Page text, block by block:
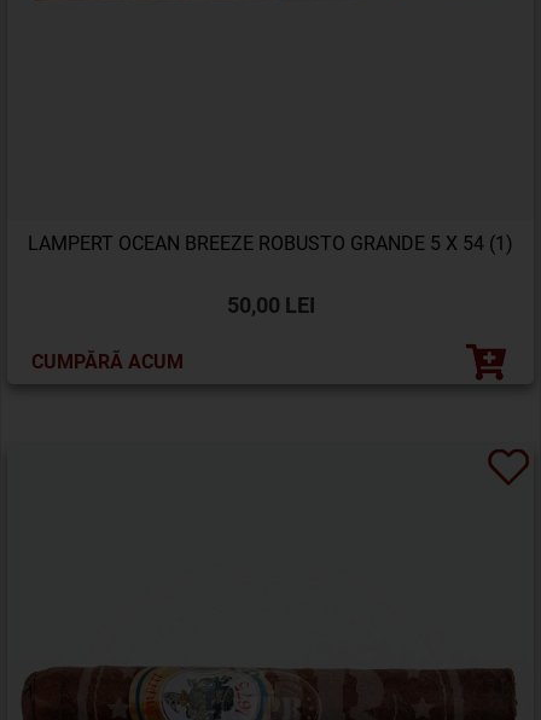
LAMPERT OCEAN BREEZE ROBUSTO GRANDE 5 X 54 (1)
50,00 LEI
CUMPĂRĂ ACUM